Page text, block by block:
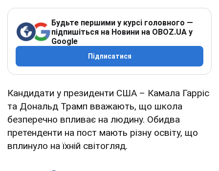
Будьте першими у курсі головного —
підпишіться на Новини на OBOZ.UA у
Google
Підписатися
Кандидати у президенти США – Камала Гарріс
та Дональд Трамп вважають, що школа
безперечно впливає на людину. Обидва
претенденти на пост мають різну освіту, що
вплинуло на їхній світогляд.